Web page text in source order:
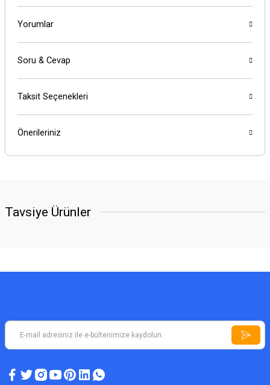
Yorumlar
Soru & Cevap
Taksit Seçenekleri
Önerileriniz
Tavsiye Ürünler